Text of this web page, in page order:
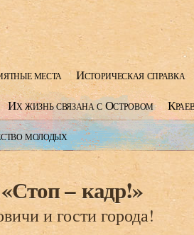
места
Историческая справка
Их жизнь связана с Островом
молодых
– кадр!»
и гости города!